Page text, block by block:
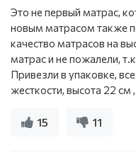
Это не первый матрас,
новым матрасом также
качество матрасов на
матрас и не пожалели,
Привезли в упаковке,
жесткости, высота 22
15 11